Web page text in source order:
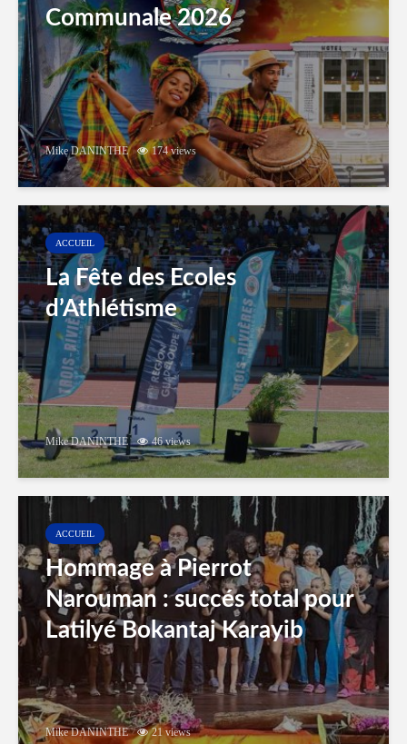
Communale 2026
Mike DANINTHE 174 views
ACCUEIL
La Fête des Ecoles
d’Athlétisme
Mike DANINTHE 46 views
ACCUEIL
Hommage à Pierrot
Narouman : succés total pour
Latilyé Bokantaj Karayib
Mike DANINTHE 21 views